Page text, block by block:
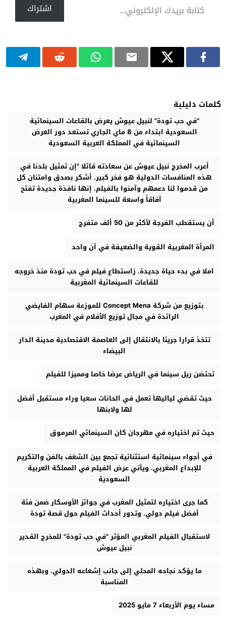
اشتراك
كلمات دليلية
"في حب تودة" لنبيل عيوش يعرض بالقاعات السينمائية
السعودية ابتداء من 8 ماي الجاري تستعد دور العرض
السينمائية في المملكة العربية السعودية
أعرب المخرج نبيل عيوش عن سعادته قائلا "إن تمثيل بلدنا في
هذه المنافسات الدولية هو فخر كبير. أشكر بصدق وامتنان كل
من قدموا لنا دعمهم وآمنوا بالفيلم. إنها نافذة جديدة تفتح
آفاقاً واسعة للسينما المغربية
أن يستقطب الفرجة لأكثر من 50 ألف متفرج
المرأة المغربية القوية والضعيفة في آن واحد
املا في بدء حياة جديدة. زاستطاع فيلم في حب تودة منذ خروجه
للقاعات السينمائية المغربية
بتوزيع من شركة Concept Mena للموزعة سهام الفايضي
الرائدة في مجال توزيع الأفلام في المغرب
تتخذ قرارا جريئا بالانتقال إلى العاصمة الاقتصادية مدينة الدار
البيضاء
تحتضن ريل سينما في الرياض عرضا خاصا ومميزا للفيلم
حيث تقضي لياليها تعمل في الحانات سعيا وراء مستقبل أفضل
لها ولابنها
حيث تم اختياره في مهرجان كان السينمائي المرموق
في أجواء سينمائية استثنائية تجمع بين الشغف بالفن والتكريم
للإبداع المغربي. ويأتي عرض الفيلم في المملكة العربية
السعودية
كما جرى اختياره لتمثيل المغرب في جوائز الأوسكار ضمن فئة
أفضل فيلم دولي. وتدور أحداث الفيلم حول قصة تودة
لاستقبال الفيلم المغربي المؤثر "في حب تودة" للمخرج القدير
نبيل عيوش
ما يؤكد نجاحه المحلي إلى جانب إشعاعه الدولي. وبهذه
المناسبة
مساء يوم الأربعاء 7 مايو 2025